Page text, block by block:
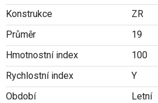
Konstrukce
ZR
Průměr
19
Hmotnostní index
100
Rychlostní index
Y
Období
Letní